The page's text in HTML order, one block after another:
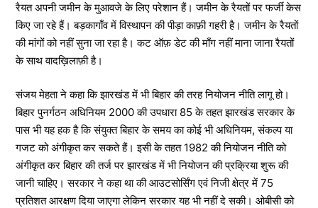
रैयत अपनी जमीन के मुआवजे के लिए परेशान हैं। जमीन के रैयतों पर फर्जी केस
किए जा रहे हैं। बड़कागाँव में विस्थापन की पीड़ा काफ़ी गहरी है। जमीन के रैयतों
की मांगों को नहीं सुना जा रहा है। कट ऑफ़ डेट की माँग नहीं माना जाना रैयतों
के साथ वादख़िलाफ़ी है।
संजय मेहता ने कहा कि झारखंड में भी बिहार की तरह नियोजन नीति लागू हो।
बिहार पुनर्गठन अधिनियम 2000 की उपधारा 85 के तहत झारखंड सरकार के
पास भी यह हक है कि संयुक्त बिहार के समय का कोई भी अधिनियम, संकल्प या
गजट को अंगीकृत कर सकते हैं। इसी के तहत 1982 की नियोजन नीति को
अंगीकृत कर बिहार की तर्ज पर झारखंड में भी नियोजन की प्रक्रिया शुरू की
जानी चाहिए। सरकार ने कहा था की आउटसोर्सिंग एवं निजी क्षेत्र में 75
प्रतिशत आरक्षण दिया जाएगा लेकिन सरकार यह भी नहीं दे सकी। ओबीसी को